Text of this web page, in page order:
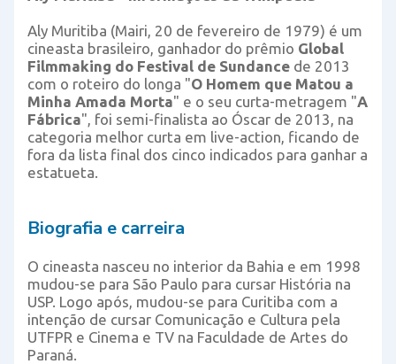
Aly Muritiba (Mairi, 20 de fevereiro de 1979) é um
cineasta brasileiro, ganhador do prêmio Global
Filmmaking do Festival de Sundance de 2013
com o roteiro do longa "O Homem que Matou a
Minha Amada Morta" e o seu curta-metragem "A
Fábrica", foi semi-finalista ao Óscar de 2013, na
categoria melhor curta em live-action, ficando de
fora da lista final dos cinco indicados para ganhar a
estatueta.
Biografia e carreira
O cineasta nasceu no interior da Bahia e em 1998
mudou-se para São Paulo para cursar História na
USP. Logo após, mudou-se para Curitiba com a
intenção de cursar Comunicação e Cultura pela
UTFPR e Cinema e TV na Faculdade de Artes do
Paraná.